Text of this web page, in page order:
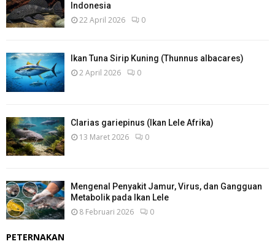
Indonesia
22 April 2026 0
Ikan Tuna Sirip Kuning (Thunnus albacares)
2 April 2026 0
Clarias gariepinus (Ikan Lele Afrika)
13 Maret 2026 0
Mengenal Penyakit Jamur, Virus, dan Gangguan
Metabolik pada Ikan Lele
8 Februari 2026 0
PETERNAKAN